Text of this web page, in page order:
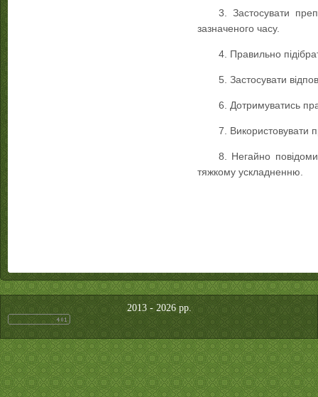
3. Застосувати
зазначеного часу.
4. Правильно
5. Застосувати
6. Дотримуватись
7. Використовувати
8. Негайно
тяжкому ускладненню.
2013 - 2026 рр.